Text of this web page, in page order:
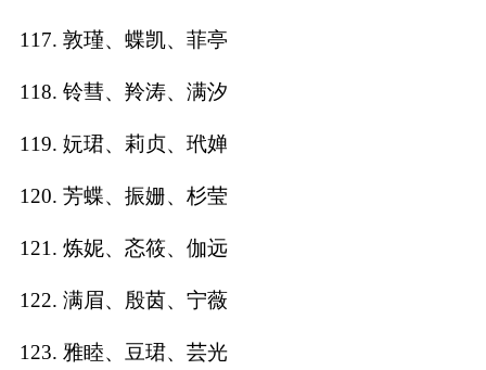
117. 敦瑾、蝶凯、菲亭
118. 铃彗、羚涛、满汐
119. 妧珺、莉贞、玳婵
120. 芳蝶、振姗、杉莹
121. 炼妮、忞筱、伽远
122. 满眉、殷茵、宁薇
123. 雅睦、豆珺、芸光